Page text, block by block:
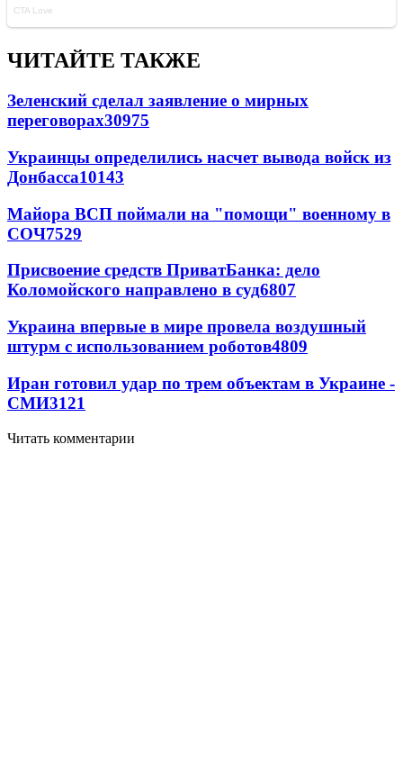
ЧИТАЙТЕ ТАКЖЕ
Зеленский сделал заявление о мирных
переговорах30975
Украинцы определились насчет вывода войск из
Донбасса10143
Майора ВСП поймали на "помощи" военному в
СОЧ7529
Присвоение средств ПриватБанка: дело
Коломойского направлено в суд6807
Украина впервые в мире провела воздушный
штурм с использованием роботов4809
Иран готовил удар по трем объектам в Украине -
СМИ3121
Читать комментарии